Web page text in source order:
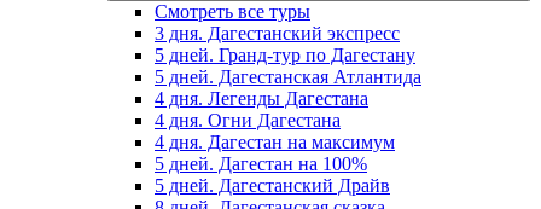
Смотреть все туры
3 дня. Дагестанский экспресс
5 дней. Гранд-тур по Дагестану
5 дней. Дагестанская Атлантида
4 дня. Легенды Дагестана
4 дня. Огни Дагестана
4 дня. Дагестан на максимум
5 дней. Дагестан на 100%
5 дней. Дагестанский Драйв